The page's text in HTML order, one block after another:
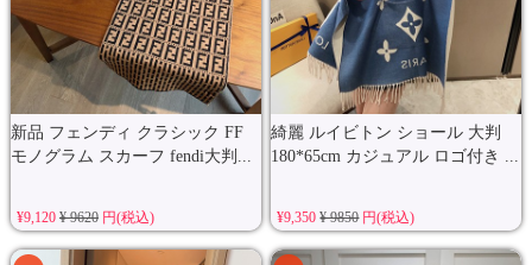
新品 フェンディ クラシック FF
モノグラム スカーフ fendi大判...
¥9,120 ¥ 9620円(税込)
綺麗 ルイビトン ショール 大判
180*65cm カジュアル ロゴ付き ...
¥9,350¥ 9850円(税込)